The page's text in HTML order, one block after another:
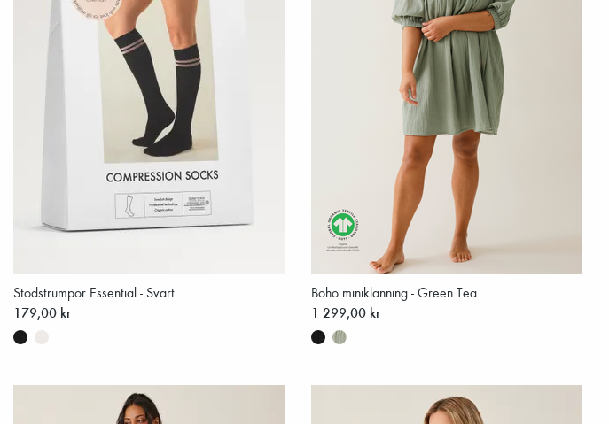
Stödstrumpor Essential - Svart
179,00 kr
Boho miniklänning - Green Tea
1 299,00 kr